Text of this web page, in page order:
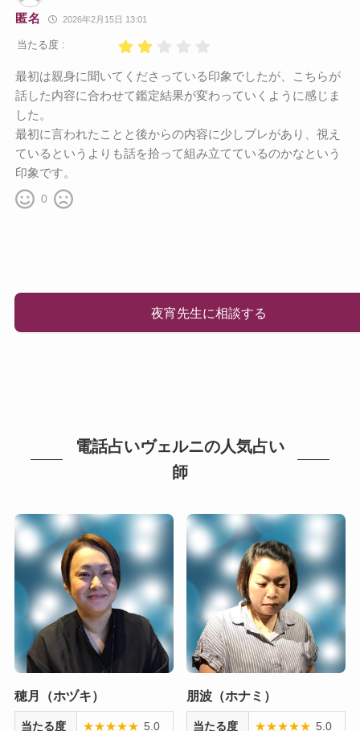
匿名 2026年2月15日 13:01
当たる度 :
最初は親身に聞いてくださっている印象でしたが、こちらが
話した内容に合わせて鑑定結果が変わっていくように感じま
した。
最初に言われたことと後からの内容に少しブレがあり、視え
ているというよりも話を拾って組み立てているのかなという
印象です。
0
夜宵先生に相談する
電話占いヴェルニの人気占い
師
穂月（ホヅキ）
当たる度 ★★★★★ 5.0
朋波（ホナミ）
当たる度 ★★★★★ 5.0